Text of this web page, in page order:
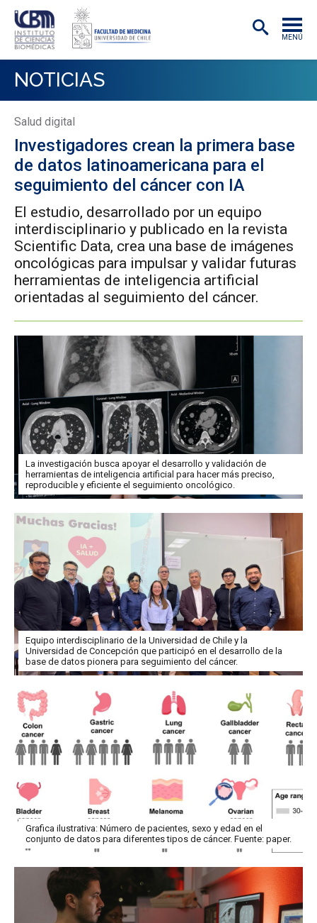
MENÚ
ACADÉMICAS/OS
PREGRADO
POSTGRADO
PUBLICACIONES
EXTENSIÓN
NOTICIAS
Salud digital
Investigadores crean la primera base
de datos latinoamericana para el
seguimiento del cáncer con IA
El estudio, desarrollado por un equipo
interdisciplinario y publicado en la revista
Scientific Data, crea una base de imágenes
oncológicas para impulsar y validar futuras
herramientas de inteligencia artificial
orientadas al seguimiento del cáncer.
La investigación busca apoyar el desarrollo y validación de
herramientas de inteligencia artificial para hacer más preciso,
reproducible y eficiente el seguimiento oncológico.
Equipo interdisciplinario de la Universidad de Chile y la
Universidad de Concepción que participó en el desarrollo de la
base de datos pionera para seguimiento del cáncer.
Grafica ilustrativa: Número de pacientes, sexo y edad en el
conjunto de datos para diferentes tipos de cáncer. Fuente: paper.